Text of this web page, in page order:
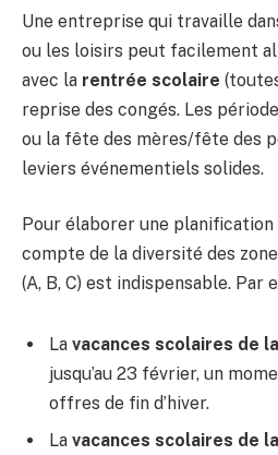
Une entreprise qui travaille
ou les loisirs peut facilement
avec la rentrée scolaire
reprise des congés. Les
ou la fête des mères/fête des
leviers événementiels solides.
Pour élaborer une
compte de la diversité des
(A, B, C) est indispensable. Par
La vacances scolaires de
jusqu’au 23 février, un
offres de fin d’hiver.
La vacances scolaires de